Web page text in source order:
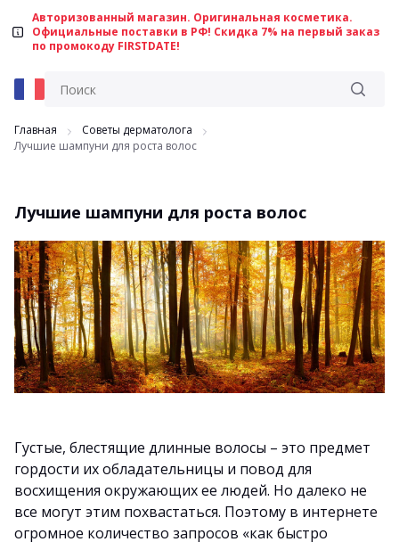
Авторизованный магазин. Оригинальная косметика.
Официальные поставки в РФ! Скидка 7% на первый заказ
по промокоду FIRSTDATE!
Главная
Советы дерматолога
Лучшие шампуни для роста волос
Лучшие шампуни для роста волос
Густые, блестящие длинные волосы – это предмет
гордости их обладательницы и повод для
восхищения окружающих ее людей. Но далеко не
все могут этим похвастаться. Поэтому в интернете
огромное количество запросов «как быстро